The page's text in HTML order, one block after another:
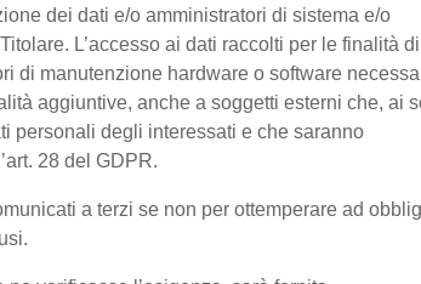
dei dati e/o amministratori di sistema e/o
L’accesso ai dati raccolti per le finalità di
di manutenzione hardware o software
aggiuntive, anche a soggetti esterni che, ai
personali degli interessati e che saranno
28 del GDPR.
a terzi se non per ottemperare ad